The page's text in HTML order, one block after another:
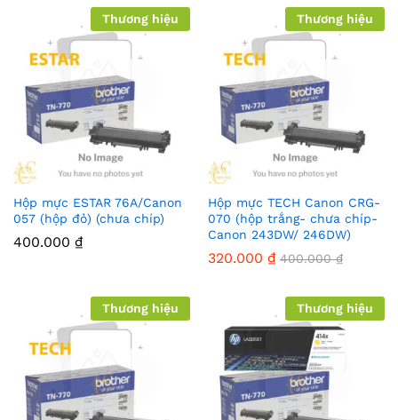
Thương hiệu
Hộp mực ESTAR 76A/Canon
057 (hộp đỏ) (chưa chíp)
400.000 ₫
Thương hiệu
Hộp mực TECH Canon CRG-
070 (hộp trắng- chưa chíp-
Canon 243DW/ 246DW)
320.000 ₫ 400.000₫
Thương hiệu Thương hiệu